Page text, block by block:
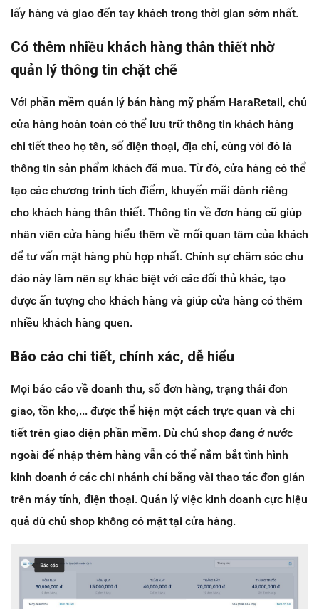
lấy hàng và giao đến tay khách trong thời gian sớm nhất.
Có thêm nhiều khách hàng thân thiết nhờ
quản lý thông tin chặt chẽ
Với phần mềm quản lý bán hàng mỹ phẩm HaraRetail, chủ
cửa hàng hoàn toàn có thể lưu trữ thông tin khách hàng
chi tiết theo họ tên, số điện thoại, địa chỉ, cùng với đó là
thông tin sản phẩm khách đã mua. Từ đó, cửa hàng có thể
tạo các chương trình tích điểm, khuyến mãi dành riêng
cho khách hàng thân thiết. Thông tin về đơn hàng cũ giúp
nhân viên cửa hàng hiểu thêm về mối quan tâm của khách
để tư vấn mặt hàng phù hợp nhất. Chính sự chăm sóc chu
đáo này làm nên sự khác biệt với các đối thủ khác, tạo
được ấn tượng cho khách hàng và giúp cửa hàng có thêm
nhiều khách hàng quen.
Báo cáo chi tiết, chính xác, dễ hiểu
Mọi báo cáo về doanh thu, số đơn hàng, trạng thái đơn
giao, tồn kho,... được thể hiện một cách trực quan và chi
tiết trên giao diện phần mềm. Dù chủ shop đang ở nước
ngoài để nhập thêm hàng vẫn có thể nắm bắt tình hình
kinh doanh ở các chi nhánh chỉ bằng vài thao tác đơn giản
trên máy tính, điện thoại. Quản lý việc kinh doanh cực hiệu
quả dù chủ shop không có mặt tại cửa hàng.